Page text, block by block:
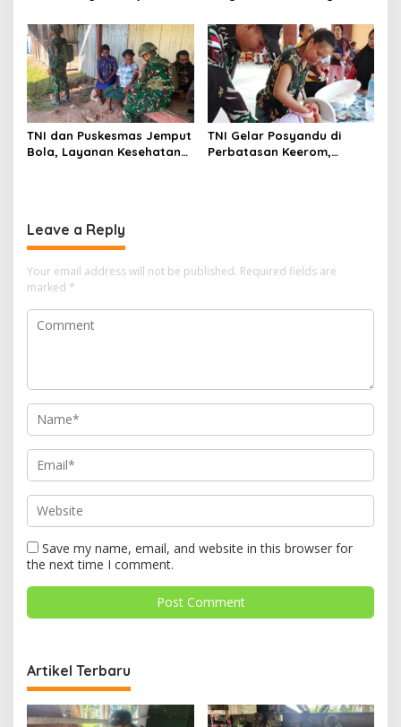
Pembangunan Serengan
Akses Medis di Papua Barat
TNI dan Puskesmas Jemput
Bola, Layanan Kesehatan
TNI Gelar Posyandu di
Perbatasan Keerom,
Leave a Reply
Your email address will not be published. Required fields are
marked *
Save my name, email, and website in this browser for
the next time I comment.
Artikel Terbaru